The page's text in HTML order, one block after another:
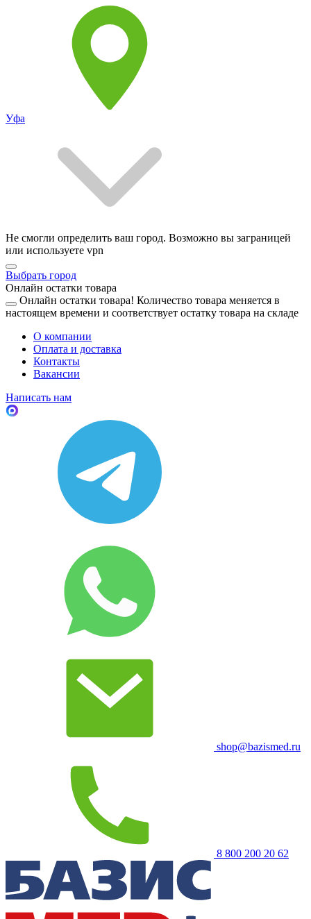
Уфа
Не смогли определить ваш город. Возможно вы заграницей
или используете vpn
Выбрать город
Онлайн остатки товара
Онлайн остатки товара! Количество товара меняется в
настоящем времени и соответствует остатку товара на складе
О компании
Оплата и доставка
Контакты
Вакансии
Написать нам
shop@bazismed.ru
8 800 200 20 62